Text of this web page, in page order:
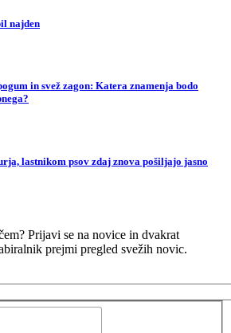
najden
in svež zagon: Katera znamenja bodo
lastnikom psov zdaj znova pošiljajo jasno
Prijavi se na novice in dvakrat
prejmi pregled svežih novic.